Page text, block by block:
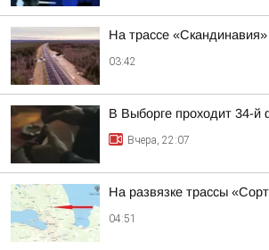
На трассе
03:42
В Выборге проходит 34-й
Вчера, 22:07
На развязке трассы
04:51